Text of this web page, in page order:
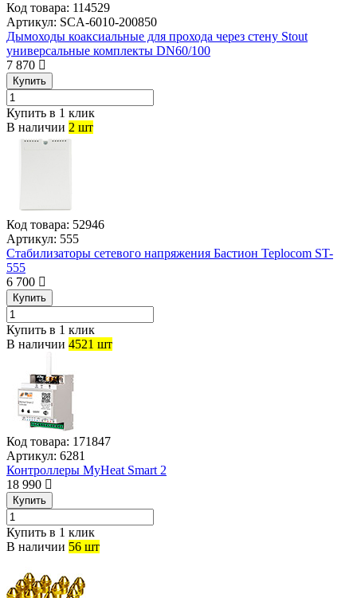
Код товара: 114529
Артикул: SCA-6010-200850
Дымоходы коаксиальные для прохода через стену Stout
универсальные комплекты DN60/100
7 870
Купить
Купить в 1 клик
В наличии 2 шт
Код товара: 52946
Артикул: 555
Стабилизаторы сетевого напряжения Бастион Teplocom ST-
555
6 700
Купить
Купить в 1 клик
В наличии 4521 шт
Код товара: 171847
Артикул: 6281
Контроллеры MyHeat Smart 2
18 990
Купить
Купить в 1 клик
В наличии 56 шт